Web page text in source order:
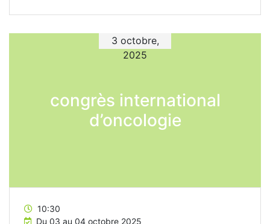
3 octobre,
2025
congrès international
d’oncologie
10:30
Du 03 au 04 octobre 2025